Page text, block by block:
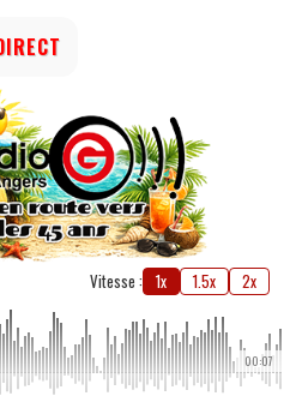
Vitesse : 1x 1.5x 2x
00:07